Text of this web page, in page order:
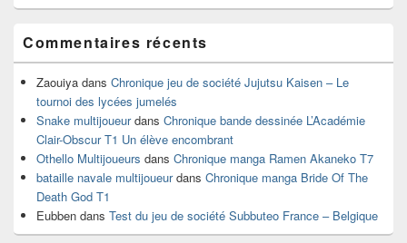
Commentaires récents
Zaouiya dans Chronique jeu de société Jujutsu Kaisen – Le
tournoi des lycées jumelés
Snake multijoueurdans Chronique bande dessinée L’Académie
Clair-Obscur T1 Un élève encombrant
Othello Multijoueurs dans Chronique manga Ramen Akaneko T7
bataille navale multijoueurdans Chronique manga Bride Of The
Death God T1
Eubben dans Test du jeu de société Subbuteo France – Belgique